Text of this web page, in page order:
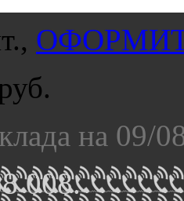
на 09/
008.